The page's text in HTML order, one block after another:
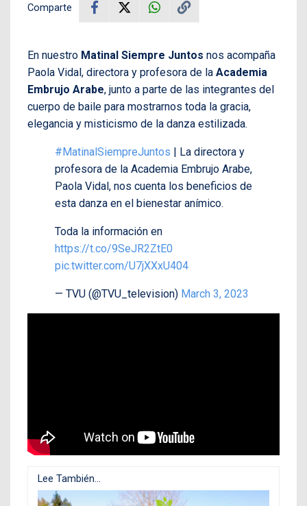
Comparte
En nuestro Matinal Siempre Juntos nos acompaña
Paola Vidal, directora y profesora de la Academia
Embrujo Arabe, junto a parte de las integrantes del
cuerpo de baile para mostrarnos toda la gracia,
elegancia y misticismo de la danza estilizada.
#MatinalSiempreJuntos | La directora y
profesora de la Academia Embrujo Arabe,
Paola Vidal, nos cuenta los beneficios de
esta danza en el bienestar anímico.
Toda la información en
https://t.co/9SeJR2ZtE0
pic.twitter.com/U7jXXxU404
— TVU (@TVU_television) March 3, 2023
Lee También...